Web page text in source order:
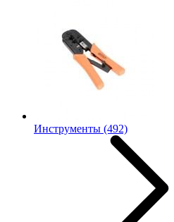
Инструменты (492)